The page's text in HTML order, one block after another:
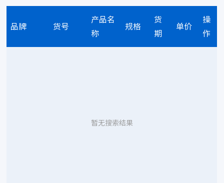
品牌 货号
产品名
称
规格
货
期
单价
操
作
暂无搜索结果